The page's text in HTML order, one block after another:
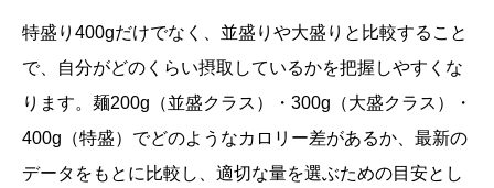
特盛り400gだけでなく、並盛りや大盛りと比較すること
で、自分がどのくらい摂取しているかを把握しやすくな
ります。麺200g（並盛クラス）・300g（大盛クラス）・
400g（特盛）でどのようなカロリー差があるか、最新の
データをもとに比較し、適切な量を選ぶための目安とし